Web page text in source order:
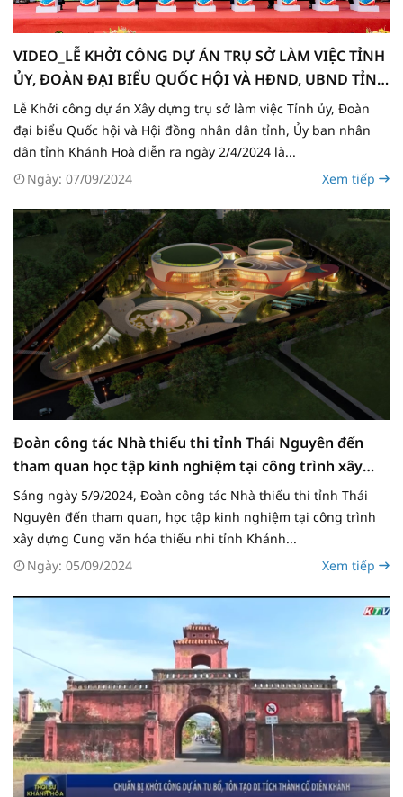
VIDEO_LỄ KHỞI CÔNG DỰ ÁN TRỤ SỞ LÀM VIỆC TỈNH
ỦY, ĐOÀN ĐẠI BIỂU QUỐC HỘI VÀ HĐND, UBND TỈNH
KHÁNH HOÀ
Lễ Khởi công dự án Xây dựng trụ sở làm việc Tỉnh ủy, Đoàn
đại biểu Quốc hội và Hội đồng nhân dân tỉnh, Ủy ban nhân
dân tỉnh Khánh Hoà diễn ra ngày 2/4/2024 là...
Ngày: 07/09/2024
Xem tiếp
Đoàn công tác Nhà thiếu thi tỉnh Thái Nguyên đến
tham quan học tập kinh nghiệm tại công trình xây
dựng Cung văn hóa thiếu nhi tỉnh Khánh Hòa
Sáng ngày 5/9/2024, Đoàn công tác Nhà thiếu thi tỉnh Thái
Nguyên đến tham quan, học tập kinh nghiệm tại công trình
xây dựng Cung văn hóa thiếu nhi tỉnh Khánh...
Ngày: 05/09/2024
Xem tiếp